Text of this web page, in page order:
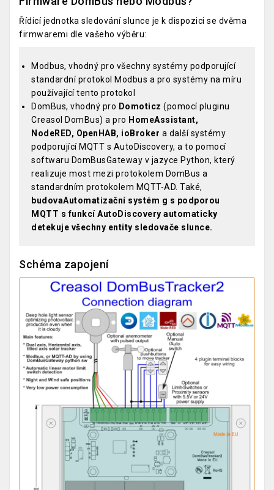
Řídicí jednotka sledování slunce je k dispozici se dvěma
firmwaremi dle vašeho výběru:
Modbus, vhodný pro všechny systémy podporující
standardní protokol Modbus a pro systémy na míru
používající tento protokol
DomBus, vhodný pro Domoticz (pomocí pluginu
Creasol DomBus) a pro HomeAssistant,
NodeRED, OpenHAB, ioBroker a další systémy
podporující MQTT s AutoDiscovery, a to pomocí
softwaru DomBusGateway v jazyce Python, který
realizuje most mezi protokolem DomBus a
standardním protokolem MQTT-AD. Také,
budovaAutomatizační systém g s podporou
MQTT s funkcí AutoDiscovery automaticky
detekuje všechny entity sledovače slunce.
Schéma zapojení